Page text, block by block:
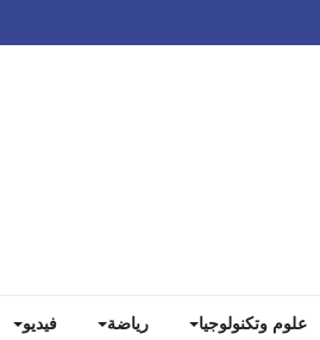
علوم وتكنولوجيا رياضة فيديو